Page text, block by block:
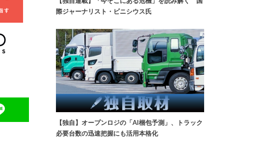
際ジャーナリスト・ビニシウス氏
【独自】オープンロジの「AI梱包予測」、トラック
必要台数の迅速把握にも活用本格化